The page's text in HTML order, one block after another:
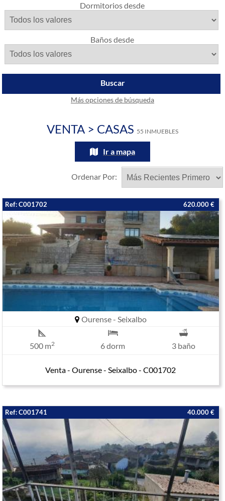
Dormitorios desde
Baños desde
Buscar
Más opciones de búsqueda
VENTA > CASAS 55 INMUEBLES
Ir a mapa
Ordenar Por:
Ref: C001702 620.000 €
Ourense - Seixalbo
500 m2 6 dorm 3 baño
Venta - Ourense - Seixalbo - C001702
Ref: C001741 40.000 €